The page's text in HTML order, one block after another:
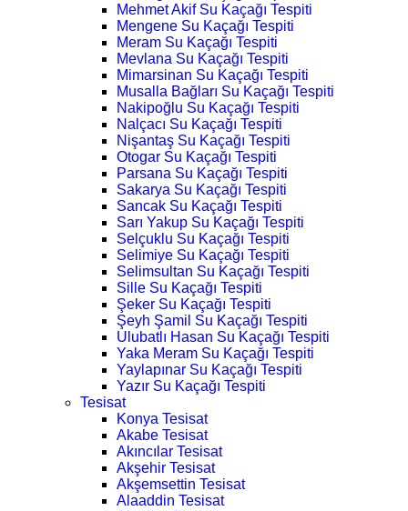
Mehmet Akif Su Kaçağı Tespiti
Mengene Su Kaçağı Tespiti
Meram Su Kaçağı Tespiti
Mevlana Su Kaçağı Tespiti
Mimarsinan Su Kaçağı Tespiti
Musalla Bağları Su Kaçağı Tespiti
Nakipoğlu Su Kaçağı Tespiti
Nalçacı Su Kaçağı Tespiti
Nişantaş Su Kaçağı Tespiti
Otogar Su Kaçağı Tespiti
Parsana Su Kaçağı Tespiti
Sakarya Su Kaçağı Tespiti
Sancak Su Kaçağı Tespiti
Sarı Yakup Su Kaçağı Tespiti
Selçuklu Su Kaçağı Tespiti
Selimiye Su Kaçağı Tespiti
Selimsultan Su Kaçağı Tespiti
Sille Su Kaçağı Tespiti
Şeker Su Kaçağı Tespiti
Şeyh Şamil Su Kaçağı Tespiti
Ulubatlı Hasan Su Kaçağı Tespiti
Yaka Meram Su Kaçağı Tespiti
Yaylapınar Su Kaçağı Tespiti
Yazır Su Kaçağı Tespiti
Tesisat
Konya Tesisat
Akabe Tesisat
Akıncılar Tesisat
Akşehir Tesisat
Akşemsettin Tesisat
Alaaddin Tesisat